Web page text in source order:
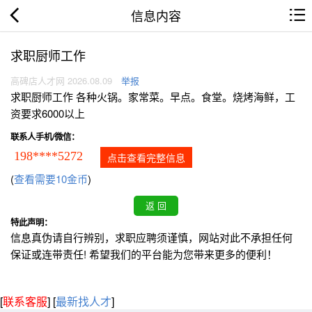
信息内容
求职厨师工作
高碑店人才网 2026.08.09 举报
求职厨师工作 各种火锅。家常菜。早点。食堂。烧烤海鲜，工
资要求6000以上
联系人手机/微信：
198****5272 点击查看完整信息
(查看需要10金币)
特此声明：
信息真伪请自行辨别，求职应聘须谨慎，网站对此不承担任何
保证或连带责任! 希望我们的平台能为您带来更多的便利！
[联系客服] [最新找人才]